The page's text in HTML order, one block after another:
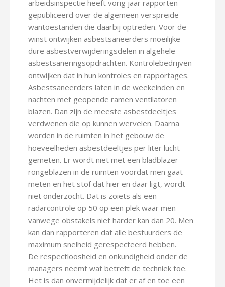
arbeidsinspectie heeft vorig jaar rapporten
gepubliceerd over de algemeen verspreide
wantoestanden die daarbij optreden. Voor de
winst ontwijken asbestsaneerders moeilijke
dure asbestverwijderingsdelen in algehele
asbestsaneringsopdrachten. Kontrolebedrijven
ontwijken dat in hun kontroles en rapportages.
Asbestsaneerders laten in de weekeinden en
nachten met geopende ramen ventilatoren
blazen. Dan zijn de meeste asbestdeeltjes
verdwenen die op kunnen wervelen. Daarna
worden in de ruimten in het gebouw de
hoeveelheden asbestdeeltjes per liter lucht
gemeten. Er wordt niet met een bladblazer
rongeblazen in de ruimten voordat men gaat
meten en het stof dat hier en daar ligt, wordt
niet onderzocht. Dat is zoiets als een
radarcontrole op 50 op een plek waar men
vanwege obstakels niet harder kan dan 20. Men
kan dan rapporteren dat alle bestuurders de
maximum snelheid gerespecteerd hebben.
De respectloosheid en onkundigheid onder de
managers neemt wat betreft de techniek toe.
Het is dan onvermijdelijk dat er af en toe een